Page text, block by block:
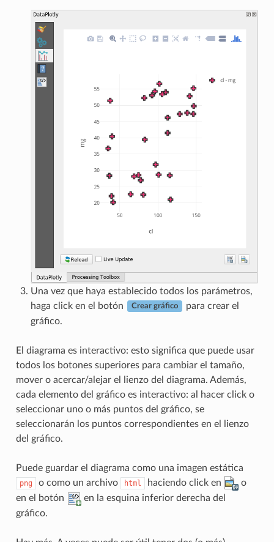
Una vez que haya establecido todos los parámetros,
haga click en el botón
Crear gráfico
para crear el
gráfico.
El diagrama es interactivo: esto significa que puede usar
todos los botones superiores para cambiar el tamaño,
mover o acercar/alejar el lienzo del diagrama. Además,
cada elemento del gráfico es interactivo: al hacer click o
seleccionar uno o más puntos del gráfico, se
seleccionarán los puntos correspondientes en el lienzo
del gráfico.
Puede guardar el diagrama como una imagen estática
png o como un archivo html haciendo click en
o
en el botón
en la esquina inferior derecha del
gráfico.